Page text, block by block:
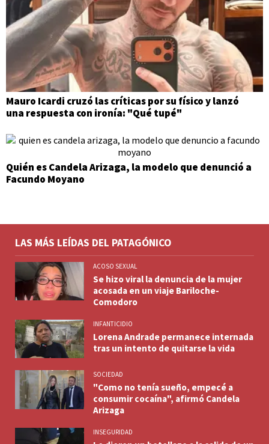
Mauro Icardi cruzó las críticas por su físico y lanzó
una respuesta con ironía: "Qué tupé"
Quién es Candela Arizaga, la modelo que denunció a
Facundo Moyano
LAS MÁS LEÍDAS DEL PATAGÓNICO
ACOSO SEXUAL
Se hizo viral la denuncia de la mujer
acosada en un viaje Bariloche-
Comodoro
INFANTICIDIO
Lorena Andrade permanece internada
tras un intento de quitarse la vida
SOCIEDAD
"Como no tenía sueño, empecé a
consumir cocaína", afirmó Candela
Arizaga
INSEGURIDAD